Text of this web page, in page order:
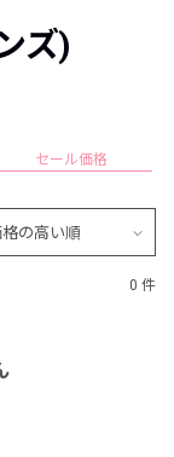
ズ)
セール価格
の高い順
0 件